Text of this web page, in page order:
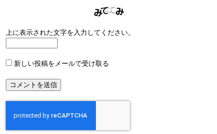
上に表示された文字を入力してください。
新しい投稿をメールで受け取る